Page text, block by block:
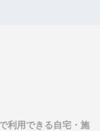
利用できる自宅・施